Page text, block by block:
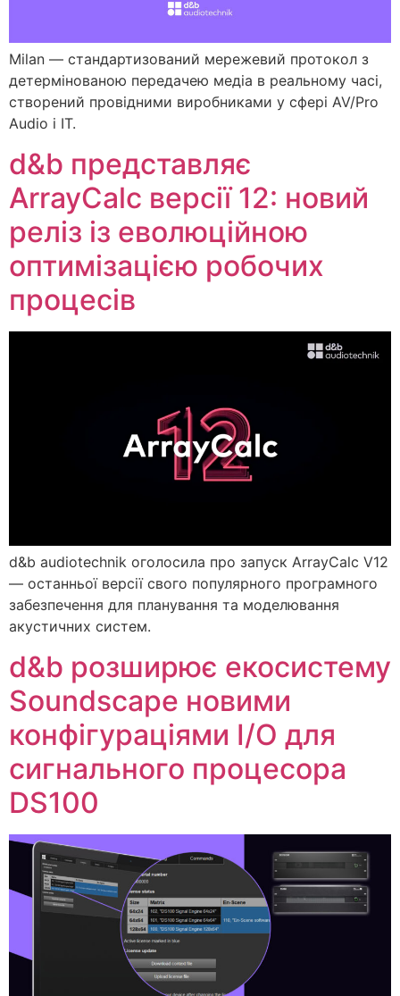
Milan — cтандартизований мережевий протокол з
детермінованою передачею медіа в реальному часі,
створений провідними виробниками у сфері AV/Pro
Audio і ІТ.
d&b представляє
ArrayCalc версії 12: новий
реліз із еволюційною
оптимізацією робочих
процесів
d&b audiotechnik оголосила про запуск ArrayCalc V12
— останньої версії свого популярного програмного
забезпечення для планування та моделювання
акустичних систем.
d&b розширює екосистему
Soundscape новими
конфігураціями I/O для
сигнального процесора
DS100